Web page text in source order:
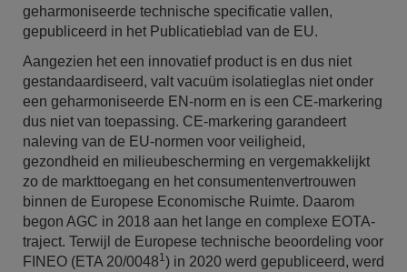
geharmoniseerde technische specificatie vallen,
gepubliceerd in het Publicatieblad van de EU.
Aangezien het een innovatief product is en dus niet
gestandaardiseerd, valt vacuüm isolatieglas niet onder
een geharmoniseerde EN-norm en is een CE-markering
dus niet van toepassing. CE-markering garandeert
naleving van de EU-normen voor veiligheid,
gezondheid en milieubescherming en vergemakkelijkt
zo de markttoegang en het consumentenvertrouwen
binnen de Europese Economische Ruimte. Daarom
begon AGC in 2018 aan het lange en complexe EOTA-
traject. Terwijl de Europese technische beoordeling voor
FINEO (ETA 20/00481) in 2020 werd gepubliceerd, werd